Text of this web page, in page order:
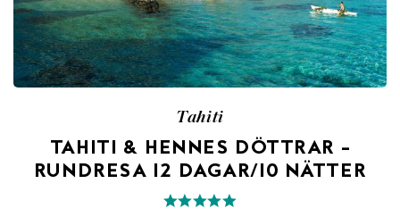
Tahiti
TAHITI & HENNES DÖTTRAR –
RUNDRESA 12 DAGAR/10 NÄTTER